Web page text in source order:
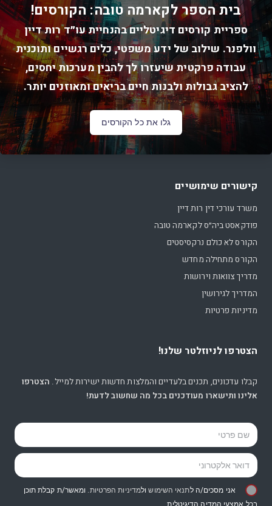
בית הספר לקארמה טובה: הקורסים!
ספריית קורסים דיגיטליים בהנחיית עו״ד רות דיין
וולפנר. שילוב של ידע משפטי, כלים רגשיים ותוכנית
עבודה פרקטית שיעזרו לך להבין מערכות יחסים,
להציב גבולות ולבנות חיים בריאים ומאוזנים יותר.
גלו את כל הקורסים
קישורים שימושיים
משרד עורכי דין רות דיין
פודקאסט ביה״ס לקארמה טובה
הקורס לא כולם נרקסיסטים
הקורס מתחילה מחדש
מדריך צוואות וירושות
המדריך לגירושין
מדיניות פרטיות
הצטרפו לניוזלטר שלנו!
קבלו עדכונים, תכנים בלעדיים והמלצות חדשות ישירות למייל. הצטרפו
אלינו ותישארו מעודכנים בכל מה שחשוב לדעת!
אני מסכים/ה לתנאי השימושולמדיניות הפרטיות. ומאשר/ת קבלת תוכן
בכל אמצעי המדיה הדיגיטלית.